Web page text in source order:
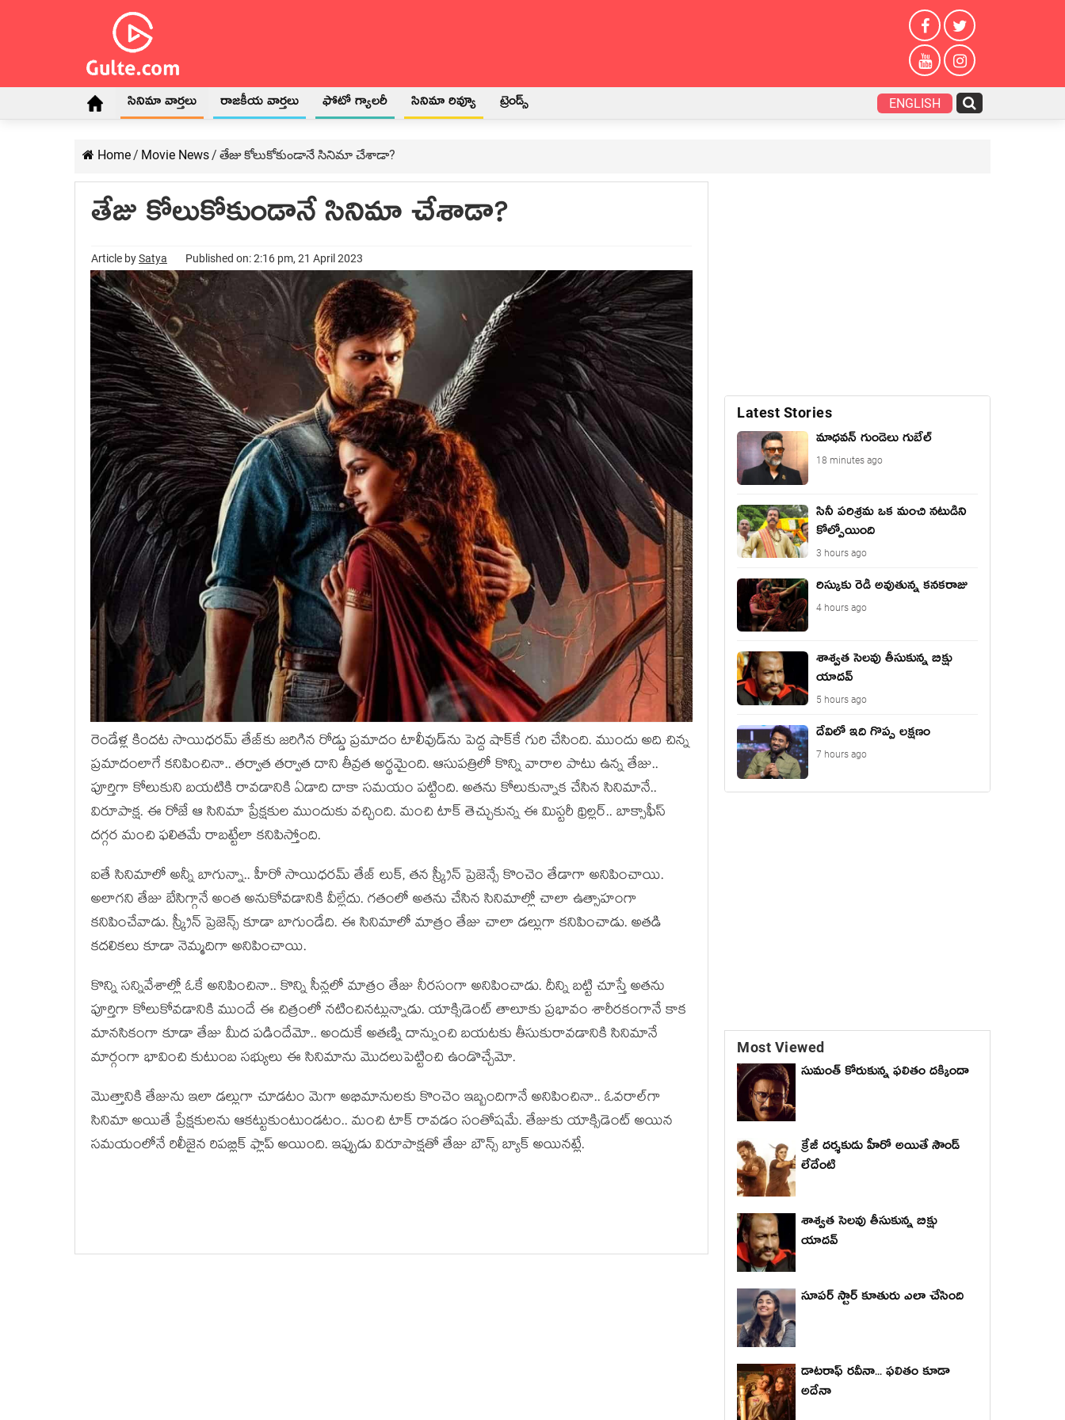
సినిమా వార్తలు రాజకీయ వార్తలు ఫోటో గ్యాలరీ సినిమా రివ్యూ ట్రెండ్స్ ENGLISH
Home/ Movie News/ తేజు కోలుకోకుండానే సినిమా చేశాడా?
తేజు కోలుకోకుండానే సినిమా చేశాడా?
Article bySatya Published on: 2:16 pm, 21 April 2023
రెండేళ్ల కింద‌ట సాయిధ‌ర‌మ్ తేజ్‌కు జ‌రిగిన రోడ్డు ప్ర‌మాదం టాలీవుడ్‌ను పెద్ద షాక్‌కే గురి చేసింది. ముందు అది చిన్న
ప్ర‌మాదంలాగే క‌నిపించినా.. త‌ర్వాత త‌ర్వాత దాని తీవ్ర‌త అర్థ‌మైంది. ఆసుప‌త్రిలో కొన్ని వారాల పాటు ఉన్న‌ తేజు..
పూర్తిగా కోలుకుని బ‌య‌టికి రావ‌డానికి ఏడాది దాకా స‌మ‌యం ప‌ట్టింది. అత‌ను కోలుకున్నాక చేసిన సినిమానే..
విరూపాక్ష‌. ఈ రోజే ఆ సినిమా ప్రేక్ష‌కుల ముందుకు వ‌చ్చింది. మంచి టాక్ తెచ్చుకున్న ఈ మిస్ట‌రీ థ్రిల్ల‌ర్‌.. బాక్సాఫీస్
ద‌గ్గ‌ర మంచి ఫ‌లిత‌మే రాబ‌ట్టేలా క‌నిపిస్తోంది.
ఐతే సినిమాలో అన్నీ బాగున్నా.. హీరో సాయిధ‌ర‌మ్ తేజ్ లుక్, త‌న స్క్రీన్ ప్రెజెన్సే కొంచెం తేడాగా అనిపించాయి.
అలాగ‌ని తేజు బేసిగ్గానే అంత అనుకోవ‌డానికి వీల్లేదు. గ‌తంలో అత‌ను చేసిన సినిమాల్లో చాలా ఉత్సాహంగా
క‌నిపించేవాడు. స్క్రీన్ ప్రెజెన్స్ కూడా బాగుండేది. ఈ సినిమాలో మాత్రం తేజు చాలా డ‌ల్లుగా క‌నిపించాడు. అత‌డి
క‌ద‌లిక‌లు కూడా నెమ్మ‌దిగా అనిపించాయి.
కొన్ని స‌న్నివేశాల్లో ఓకే అనిపించినా.. కొన్ని సీన్ల‌లో మాత్రం తేజు నీర‌సంగా అనిపించాడు. దీన్ని బ‌ట్టి చూస్తే అత‌ను
పూర్తిగా కోలుకోవ‌డానికి ముందే ఈ చిత్రంలో న‌టించిన‌ట్లున్నాడు. యాక్సిడెంట్ తాలూకు ప్ర‌భావం శారీర‌కంగానే కాక
మాన‌సికంగా కూడా తేజు మీద ప‌డిందేమో.. అందుకే అత‌ణ్ని దాన్నుంచి బ‌య‌ట‌కు తీసుకురావ‌డానికి సినిమానే
మార్గంగా భావించి కుటుంబ స‌భ్యులు ఈ సినిమాను మొద‌లుపెట్టించి ఉండొచ్చేమో.
మొత్తానికి తేజును ఇలా డ‌ల్లుగా చూడ‌టం మెగా అభిమానుల‌కు కొంచెం ఇబ్బందిగానే అనిపించినా.. ఓవ‌రాల్‌గా
సినిమా అయితే ప్రేక్ష‌కుల‌ను ఆక‌ట్టుకుంటుండ‌టం.. మంచి టాక్ రావ‌డం సంతోష‌మే. తేజుకు యాక్సిడెంట్ అయిన
స‌మ‌యంలోనే రిలీజైన రిప‌బ్లిక్ ఫ్లాప్ అయింది. ఇప్పుడు విరూపాక్ష‌తో తేజు బౌన్స్ బ్యాక్ అయిన‌ట్లే.
Latest Stories
మాధ‌వ‌న్ గుండెలు గుబేల్‌
18 minutes ago
సినీ పరిశ్రమ ఒక మంచి నటుడిని
కోల్పోయింది
3 hours ago
రిస్కుకు రెడీ అవుతున్న కనకరాజు
4 hours ago
శాశ్వత సెలవు తీసుకున్న బిక్షు
యాదవ్
5 hours ago
దేవిలో ఇది గొప్ప లక్షణం
7 hours ago
Most Viewed
సుమంత్ కోరుకున్న ఫలితం దక్కిందా
క్రేజీ దర్శకుడు హీరో అయితే సౌండ్
లేదేంటి
శాశ్వత సెలవు తీసుకున్న బిక్షు
యాదవ్
సూపర్ స్టార్ కూతురు ఎలా చేసింది
డాటరాఫ్ రవీనా... ఫలితం కూడా
అదేనా